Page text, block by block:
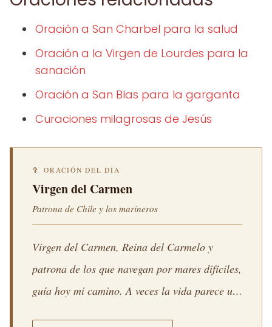
Oración a San Charbel para la salud
Oración a la Virgen de Lourdes para la
sanación
Oración a San Blas para la garganta
Curaciones milagrosas de Jesús
✞ ORACIÓN DEL DÍA
Virgen del Carmen
Patrona de Chile y los marineros
Virgen del Carmen, Reina del Carmelo y
patrona de los que navegan por mares difíciles,
guía hoy mi camino. A veces la vida parece un